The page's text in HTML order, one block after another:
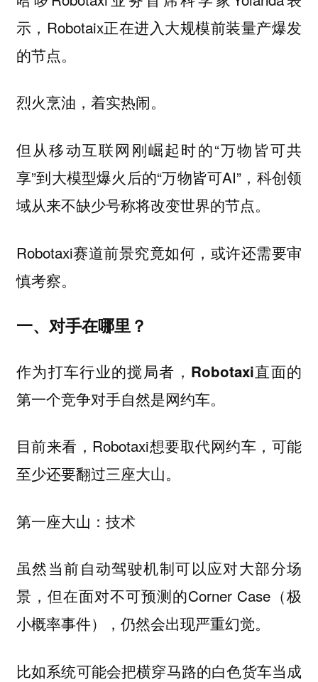
示，Robotaix正在进入大规模前装量产爆发
的节点。
烈火烹油，着实热闹。
但从移动互联网刚崛起时的“万物皆可共
享”到大模型爆火后的“万物皆可AI”，科创领
域从来不缺少号称将改变世界的节点。
Robotaxi赛道前景究竟如何，或许还需要审
慎考察。
一、对手在哪里？
作为打车行业的搅局者，Robotaxi直面的
第一个竞争对手自然是网约车。
目前来看，Robotaxi想要取代网约车，可能
至少还要翻过三座大山。
第一座大山：技术
虽然当前自动驾驶机制可以应对大部分场
景，但在面对不可预测的Corner Case（极
小概率事件），仍然会出现严重幻觉。
比如系统可能会把横穿马路的白色货车当成